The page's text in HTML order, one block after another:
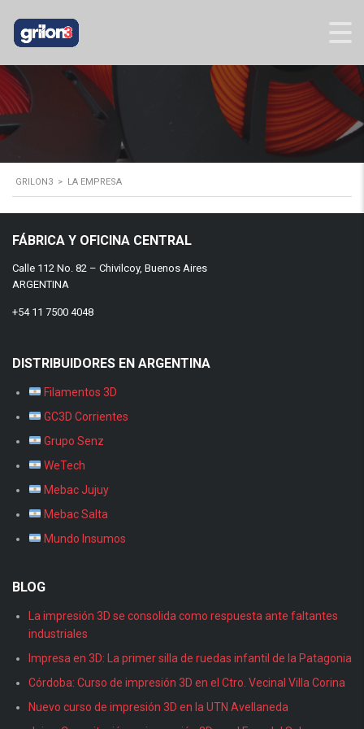
GRILON3 > LA EMPRESA
FÁBRICA Y OFICINA CENTRAL
Calle 112 No. 82 – Chivilcoy, Buenos Aires
ARGENTINA
+54 11 7500 4048
DISTRIBUIDORES EN ARGENTINA
Filamentos 3D
GC3D Corrientes
Grupo Senz
WeTech
Mebac Jujuy
Mebac Salta
Mundo Insumos
BLOG
La impresión 3D se consolida como respuesta ante faltantes
industriales
Impresa en 3D: La primer silla de ruedas infantil de la Patagonia
Córdoba: Curso de impresión 3D en el Ctro. Vecinal Villa Corina
Nuevo curso de impresión 3D en la UTN Avellaneda